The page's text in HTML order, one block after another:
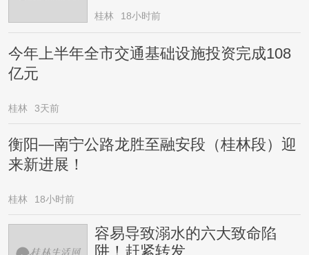
桂林 18小时前
今年上半年全市交通基础设施投资完成108
亿元
桂林 3天前
衡阳—南宁公路龙胜至融安段（桂林段）迎
来新进展！
桂林 18小时前
容易导致溺水的六大致命陷
阱！赶紧转发